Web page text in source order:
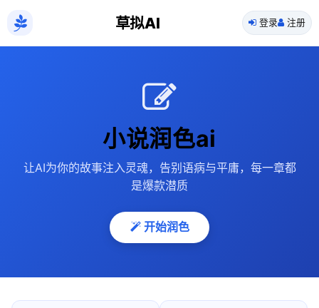
草拟AI 登录 注册
小说润色ai
让AI为你的故事注入灵魂，告别语病与平庸，每一章都
是爆款潜质
开始润色